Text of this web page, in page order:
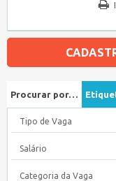
Procurar por…
Tipo de Vaga
Salário
Categoria da Vaga